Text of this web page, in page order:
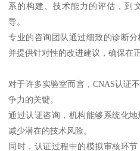
系的构建、技术能力的评估，到
导。
专业的咨询团队通过细致的诊断
并提供针对性的改进建议，确保在
对于许多实验室而言，CNAS认证
争力的关键。
通过认证咨询，机构能够系统化
减少潜在的技术风险。
同时，认证过程中的模拟审核环